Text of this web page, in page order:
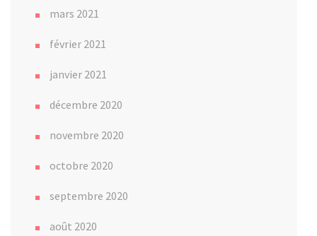
mars 2021
février 2021
janvier 2021
décembre 2020
novembre 2020
octobre 2020
septembre 2020
août 2020